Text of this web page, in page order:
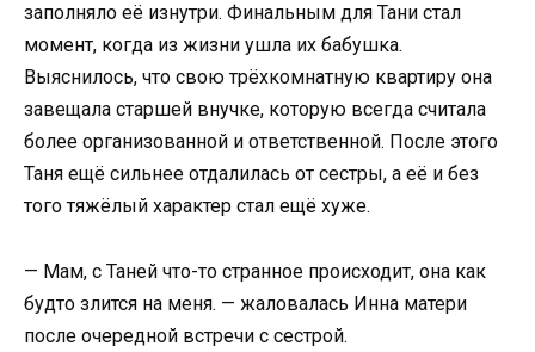
заполняло её изнутри. Финальным для Тани стал
момент, когда из жизни ушла их бабушка.
Выяснилось, что свою трёхкомнатную квартиру она
завещала старшей внучке, которую всегда считала
более организованной и ответственной. После этого
Таня ещё сильнее отдалилась от сестры, а её и без
того тяжёлый характер стал ещё хуже.
— Мам, с Таней что-то странное происходит, она как
будто злится на меня. — жаловалась Инна матери
после очередной встречи с сестрой.